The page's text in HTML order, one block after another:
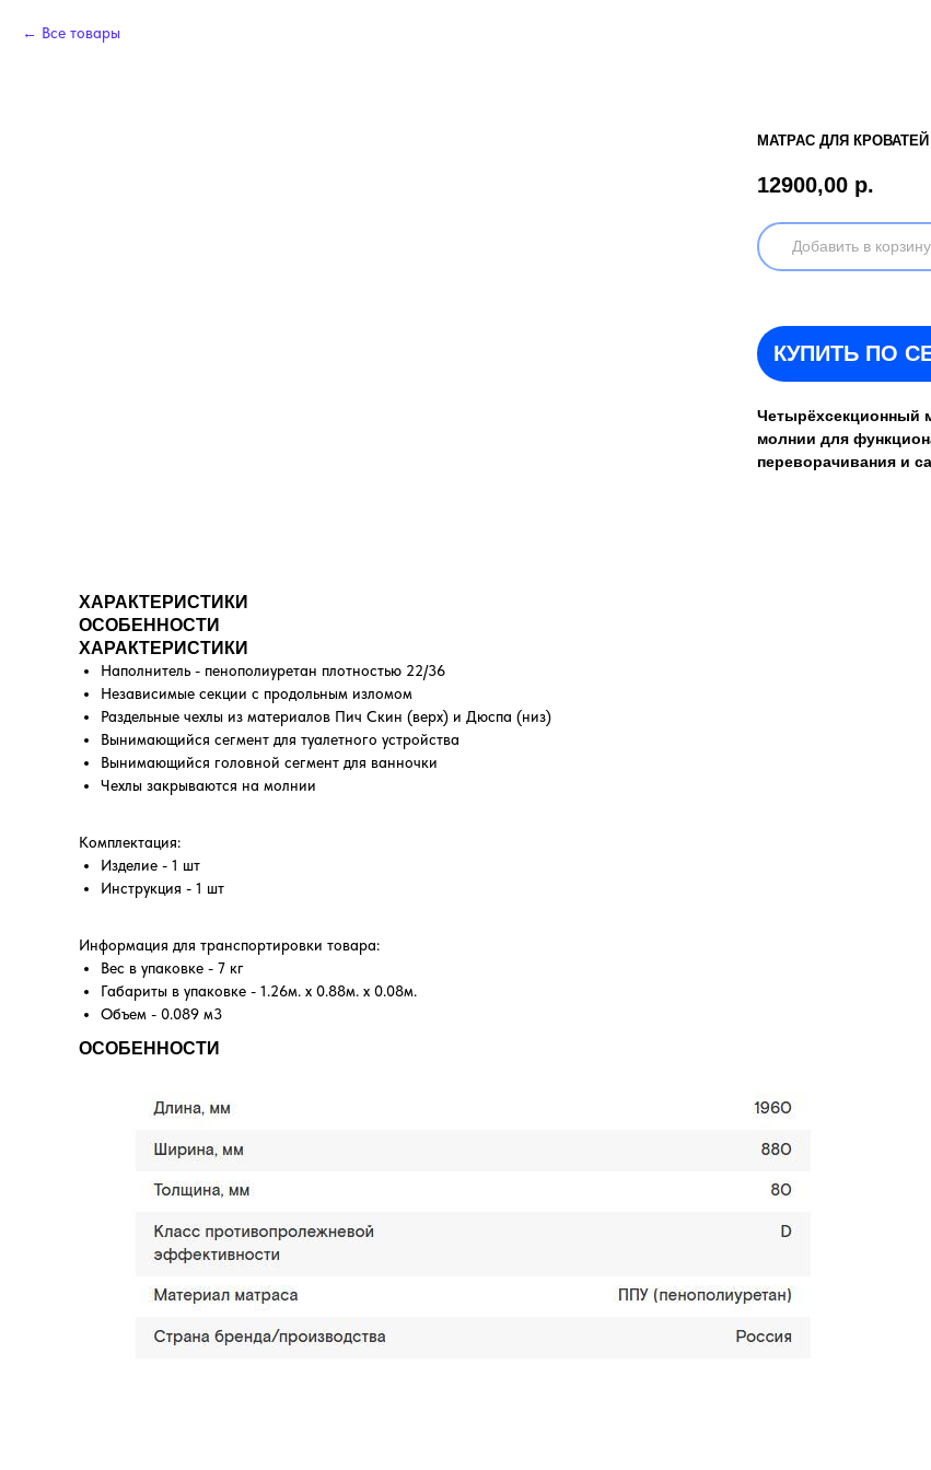
Все товары
МАТРАС ДЛЯ КРОВАТЕЙ
12900,00 р.
Добавить в корзину
КУПИТЬ ПО
Четырёхсекционный
молнии для
переворачивания и
ХАРАКТЕРИСТИКИ
ОСОБЕННОСТИ
ХАРАКТЕРИСТИКИ
Наполнитель - пенополиуретан плотностью 22/36
Независимые секции с продольным изломом
Раздельные чехлы из материалов Пич Скин (верх) и Дюспа (низ)
Вынимающийся сегмент для туалетного устройства
Вынимающийся головной сегмент для ванночки
Чехлы закрываются на молнии
Комплектация:
Изделие - 1 шт
Инструкция - 1 шт
Информация для транспортировки товара:
Вес в упаковке - 7 кг
Габариты в упаковке - 1.26м. x 0.88м. x 0.08м.
Объем - 0.089 м3
ОСОБЕННОСТИ